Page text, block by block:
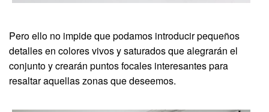
Pero ello no impide que podamos introducir pequeños
detalles en colores vivos y saturados que alegrarán el
conjunto y crearán puntos focales interesantes para
resaltar aquellas zonas que deseemos.